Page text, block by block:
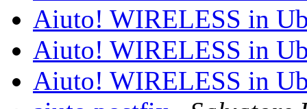
Aiuto! WIRELESS in
Aiuto! WIRELESS in
Aiuto! WIRELESS in